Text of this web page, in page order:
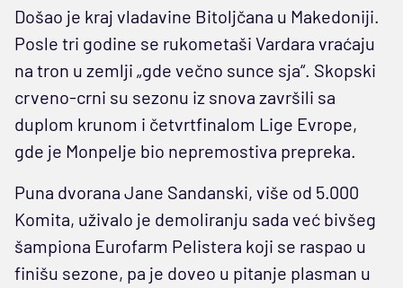
Došao je kraj vladavine Bitoljčana u Makedoniji.
Posle tri godine se rukometaši Vardara vraćaju
na tron u zemlji „gde večno sunce sja“. Skopski
crveno-crni su sezonu iz snova završili sa
duplom krunom i četvrtfinalom Lige Evrope,
gde je Monpelje bio nepremostiva prepreka.
Puna dvorana Jane Sandanski, više od 5.000
Komita, uživalo je demoliranju sada već bivšeg
šampiona Eurofarm Pelistera koji se raspao u
finišu sezone, pa je doveo u pitanje plasman u